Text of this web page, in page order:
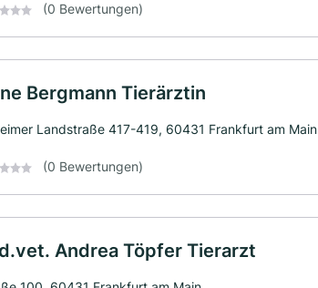
(0 Bewertungen)
Bergmann Tierärztin
Landstraße 417-419, 60431 Frankfurt am Main
(0 Bewertungen)
Andrea Töpfer Tierarzt